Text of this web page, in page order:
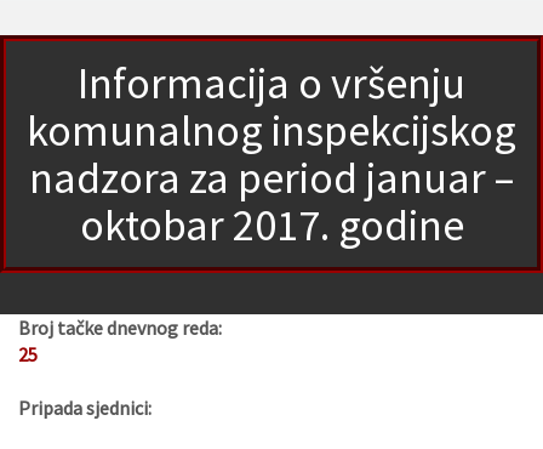
Informacija o vršenju
komunalnog inspekcijskog
nadzora za period januar –
oktobar 2017. godine
Broj tačke dnevnog reda:
25
Pripada sjednici: